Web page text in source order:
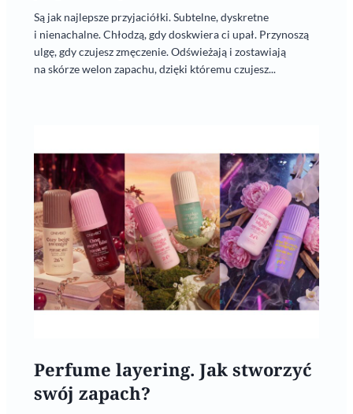
Są jak najlepsze przyjaciółki. Subtelne, dyskretne
i nienachalne. Chłodzą, gdy doskwiera ci upał. Przynoszą
ulgę, gdy czujesz zmęczenie. Odświeżają i zostawiają
na skórze welon zapachu, dzięki któremu czujesz...
Perfume layering. Jak stworzyć
swój zapach?